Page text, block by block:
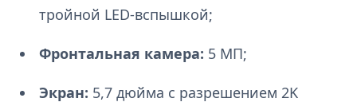
тройной LED-вспышкой;
Фронтальная камера: 5 МП;
Экран: 5,7 дюйма с разрешением 2K